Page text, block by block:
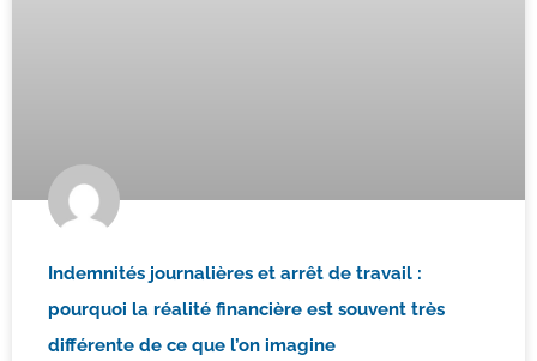
Indemnités journalières et arrêt de travail :
pourquoi la réalité financière est souvent très
différente de ce que l’on imagine